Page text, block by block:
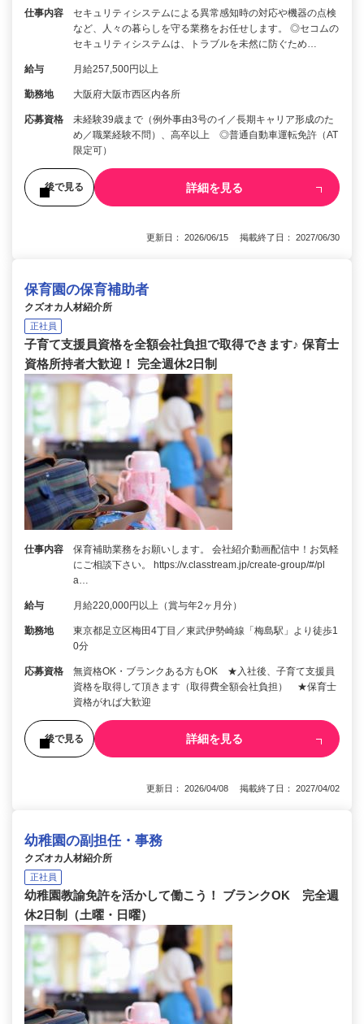
仕事内容
セキュリティシステムによる異常感知時の対応や機器の点検
など、人々の暮らしを守る業務をお任せします。 ◎セコムの
セキュリティシステムは、トラブルを未然に防ぐため…
給与 月給257,500円以上
勤務地 大阪府大阪市西区内各所
応募資格
未経験39歳まで（例外事由3号のイ／長期キャリア形成のた
め／職業経験不問）、高卒以上 ◎普通自動車運転免許（AT
限定可）
後で見る 詳細を見る
更新日： 2026/06/15 掲載終了日： 2027/06/30
保育園の保育補助者
クズオカ人材紹介所
正社員
子育て支援員資格を全額会社負担で取得できます♪ 保育士
資格所持者大歓迎！ 完全週休2日制
仕事内容
保育補助業務をお願いします。 会社紹介動画配信中！お気軽
にご相談下さい。 https://v.classtream.jp/create-group/#/pl
a…
給与 月給220,000円以上（賞与年2ヶ月分）
勤務地
東京都足立区梅田4丁目／東武伊勢崎線「梅島駅」より徒歩1
0分
応募資格
無資格OK・ブランクある方もOK ★入社後、子育て支援員
資格を取得して頂きます（取得費全額会社負担） ★保育士
資格がれば大歓迎
後で見る 詳細を見る
更新日： 2026/04/08 掲載終了日： 2027/04/02
幼稚園の副担任・事務
クズオカ人材紹介所
正社員
幼稚園教諭免許を活かして働こう！ ブランクOK 完全週
休2日制（土曜・日曜）